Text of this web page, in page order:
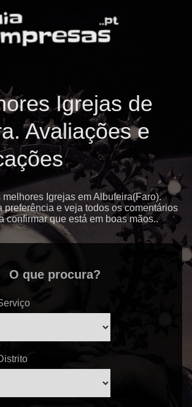
Igrejas de
Avaliações e
Igrejas em Albufeira(Faro).
preferência e veja todos os comentários
confirmar que está em boas mãos..
O que procura?